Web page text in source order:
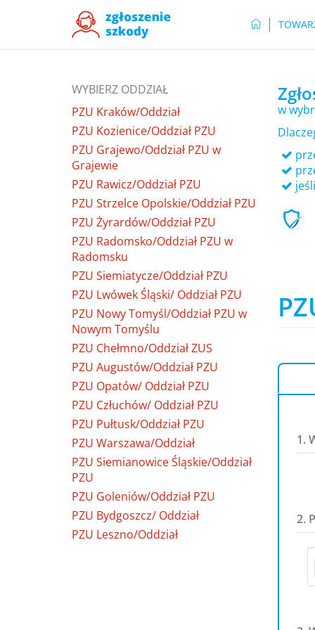
WYBIERZ ODDZIAŁ
PZU Kraków/Oddział
PZU Kozienice/Oddział PZU
PZU Grajewo/Oddział PZU w
Grajewie
PZU Rawicz/Oddział PZU
PZU Strzelce Opolskie/Oddział PZU
PZU Żyrardów/Oddział PZU
PZU Radomsko/Oddział PZU w
Radomsku
PZU Siemiatycze/Oddział PZU
PZU Lwówek Śląski/ Oddział PZU
PZU Nowy Tomyśl/Oddział PZU w
Nowym Tomyślu
PZU Chełmno/Oddział ZUS
PZU Augustów/Oddział PZU
PZU Opatów/ Oddział PZU
PZU Człuchów/ Oddział PZU
PZU Pułtusk/Oddział PZU
PZU Warszawa/Oddział
PZU Siemianowice Śląskie/Oddział
PZU
PZU Goleniów/Oddział PZU
PZU Bydgoszcz/ Oddział
PZU Leszno/Oddział
w
1.
2.